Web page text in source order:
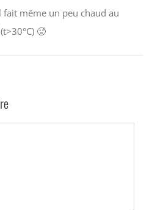
fait même un peu chaud au
🥵